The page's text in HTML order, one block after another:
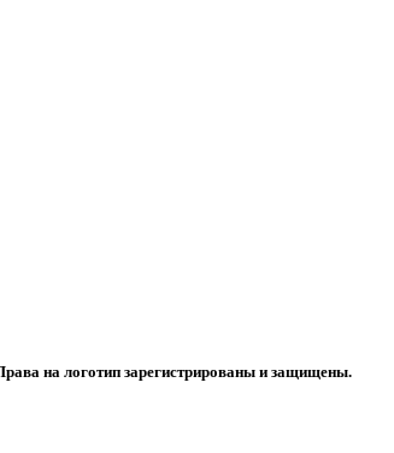
на логотип зарегистрированы и защищены.